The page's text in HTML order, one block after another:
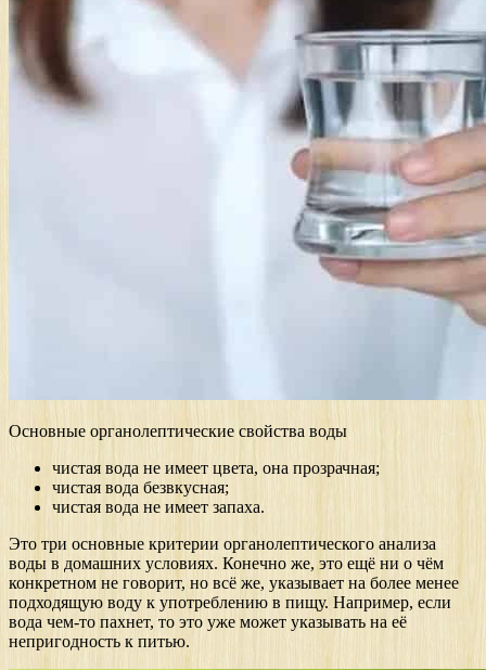
Основные органолептические свойства воды
чистая вода не имеет цвета, она прозрачная;
чистая вода безвкусная;
чистая вода не имеет запаха.
Это три основные критерии органолептического анализа
воды в домашних условиях. Конечно же, это ещё ни о чём
конкретном не говорит, но всё же, указывает на более менее
подходящую воду к употреблению в пищу. Например, если
вода чем-то пахнет, то это уже может указывать на её
непригодность к питью.